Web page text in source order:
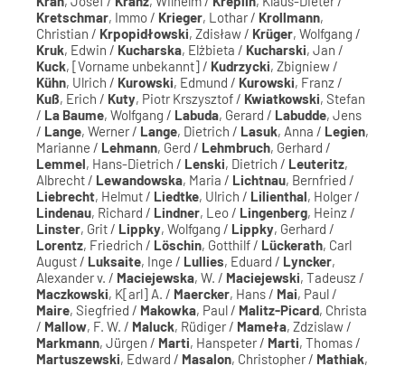
Kretschmar, Immo / Krieger, Lothar / Krollmann,
Christian / Krpopidłowski, Zdisław / Krüger, Wolfgang /
Kruk, Edwin / Kucharska, Elżbieta / Kucharski, Jan /
Kuck, [Vorname unbekannt] / Kudrzycki, Zbigniew /
Kühn, Ulrich / Kurowski, Edmund / Kurowski, Franz /
Kuß, Erich / Kuty, Piotr Krszysztof / Kwiatkowski, Stefan
/ La Baume, Wolfgang / Labuda, Gerard / Labudde, Jens
/ Lange, Werner / Lange, Dietrich / Lasuk, Anna / Legien,
Marianne / Lehmann, Gerd / Lehmbruch, Gerhard /
Lemmel, Hans-Dietrich / Lenski, Dietrich / Leuteritz,
Albrecht / Lewandowska, Maria / Lichtnau, Bernfried /
Liebrecht, Helmut / Liedtke, Ulrich / Lilienthal, Holger /
Lindenau, Richard / Lindner, Leo / Lingenberg, Heinz /
Linster, Grit / Lippky, Wolfgang / Lippky, Gerhard /
Lorentz, Friedrich / Löschin, Gotthilf / Lückerath, Carl
August / Luksaite, Inge / Lullies, Eduard / Lyncker,
Alexander v. / Maciejewska, W. / Maciejewski, Tadeusz /
Maczkowski, K[arl] A. / Maercker, Hans / Mai, Paul /
Maire, Siegfried / Makowka, Paul / Malitz-Picard, Christa
/ Mallow, F. W. / Maluck, Rüdiger / Mameła, Zdzislaw /
Markmann, Jürgen / Marti, Hanspeter / Marti, Thomas /
Martuszewski, Edward / Masalon, Christopher / Mathiak,